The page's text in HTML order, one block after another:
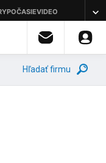
Hľadať firmu